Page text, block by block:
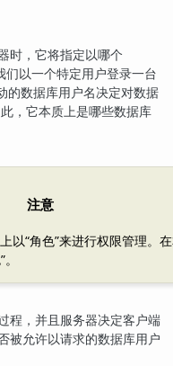
时，它将指定以哪个
以一个特定用户登录一台
的数据库用户名决定对数据
，它本质上是哪些数据库
注意
以“角色”来进行权限管理。
”。
程，并且服务器决定客户端
被允许以请求的数据库用户